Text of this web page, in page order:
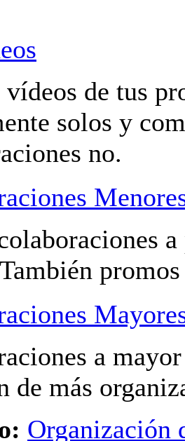
vídeos de tus
solos y
no.
a